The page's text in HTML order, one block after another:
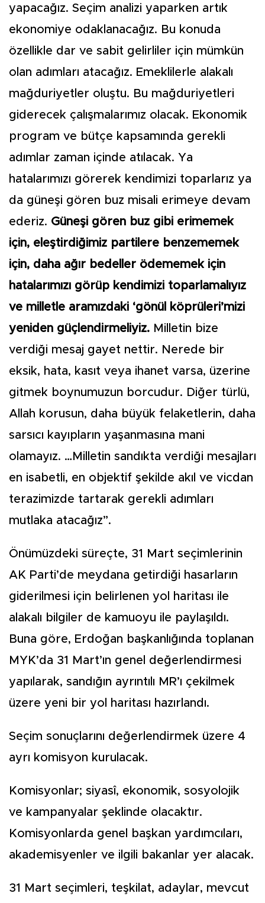
yapacağız. Seçim analizi yaparken artık
ekonomiye odaklanacağız. Bu konuda
özellikle dar ve sabit gelirliler için mümkün
olan adımları atacağız. Emeklilerle alakalı
mağduriyetler oluştu. Bu mağduriyetleri
giderecek çalışmalarımız olacak. Ekonomik
program ve bütçe kapsamında gerekli
adımlar zaman içinde atılacak. Ya
hatalarımızı görerek kendimizi toparlarız ya
da güneşi gören buz misali erimeye devam
ederiz. Güneşi gören buz gibi erimemek
için, eleştirdiğimiz partilere benzememek
için, daha ağır bedeller ödememek için
hatalarımızı görüp kendimizi toparlamalıyız
ve milletle aramızdaki ‘gönül köprüleri’mizi
yeniden güçlendirmeliyiz. Milletin bize
verdiği mesaj gayet nettir. Nerede bir
eksik, hata, kasıt veya ihanet varsa, üzerine
gitmek boynumuzun borcudur. Diğer türlü,
Allah korusun, daha büyük felaketlerin, daha
sarsıcı kayıpların yaşanmasına mani
olamayız. …Milletin sandıkta verdiği mesajları
en isabetli, en objektif şekilde akıl ve vicdan
terazimizde tartarak gerekli adımları
mutlaka atacağız”.
Önümüzdeki süreçte, 31 Mart seçimlerinin
AK Parti’de meydana getirdiği hasarların
giderilmesi için belirlenen yol haritası ile
alakalı bilgiler de kamuoyu ile paylaşıldı.
Buna göre, Erdoğan başkanlığında toplanan
MYK’da 31 Mart’ın genel değerlendirmesi
yapılarak, sandığın ayrıntılı MR’ı çekilmek
üzere yeni bir yol haritası hazırlandı.
Seçim sonuçlarını değerlendirmek üzere 4
ayrı komisyon kurulacak.
Komisyonlar; siyasî, ekonomik, sosyolojik
ve kampanyalar şeklinde olacaktır.
Komisyonlarda genel başkan yardımcıları,
akademisyenler ve ilgili bakanlar yer alacak.
31 Mart seçimleri, teşkilat, adaylar, mevcut